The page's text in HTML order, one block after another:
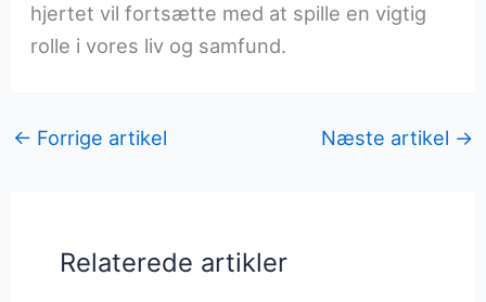
hjertet vil fortsætte med at spille en vigtig
rolle i vores liv og samfund.
← Forrige artikel Næste artikel →
Relaterede artikler